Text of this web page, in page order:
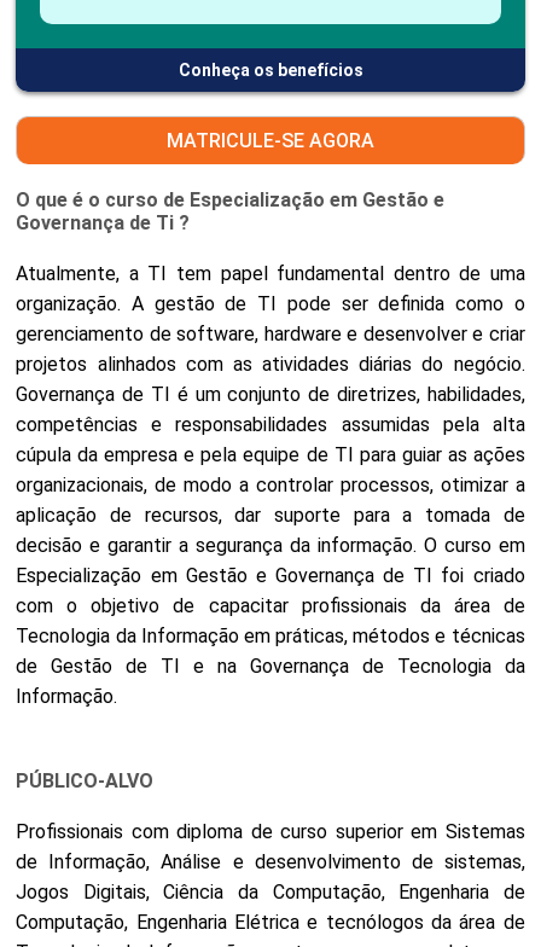
Conheça os benefícios
MATRICULE-SE AGORA
O que é o curso de Especialização em Gestão e
Governança de Ti ?
Atualmente, a TI tem papel fundamental dentro de uma
organização. A gestão de TI pode ser definida como o
gerenciamento de software, hardware e desenvolver e criar
projetos alinhados com as atividades diárias do negócio.
Governança de TI é um conjunto de diretrizes, habilidades,
competências e responsabilidades assumidas pela alta
cúpula da empresa e pela equipe de TI para guiar as ações
organizacionais, de modo a controlar processos, otimizar a
aplicação de recursos, dar suporte para a tomada de
decisão e garantir a segurança da informação. O curso em
Especialização em Gestão e Governança de TI foi criado
com o objetivo de capacitar profissionais da área de
Tecnologia da Informação em práticas, métodos e técnicas
de Gestão de TI e na Governança de Tecnologia da
Informação.
PÚBLICO-ALVO
Profissionais com diploma de curso superior em Sistemas
de Informação, Análise e desenvolvimento de sistemas,
Jogos Digitais, Ciência da Computação, Engenharia de
Computação, Engenharia Elétrica e tecnólogos da área de